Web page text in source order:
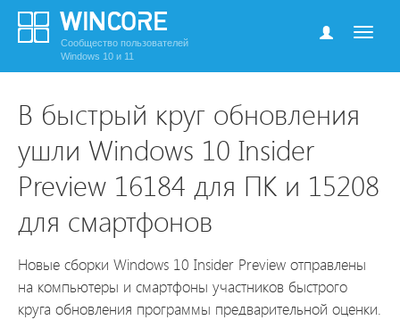
Сообщество пользователей
Windows 10 и 11
В быстрый круг обновления
ушли Windows 10 Insider
Preview 16184 для ПК и 15208
для смартфонов
Новые сборки Windows 10 Insider Preview отправлены
на компьютеры и смартфоны участников быстрого
круга обновления программы предварительной оценки.